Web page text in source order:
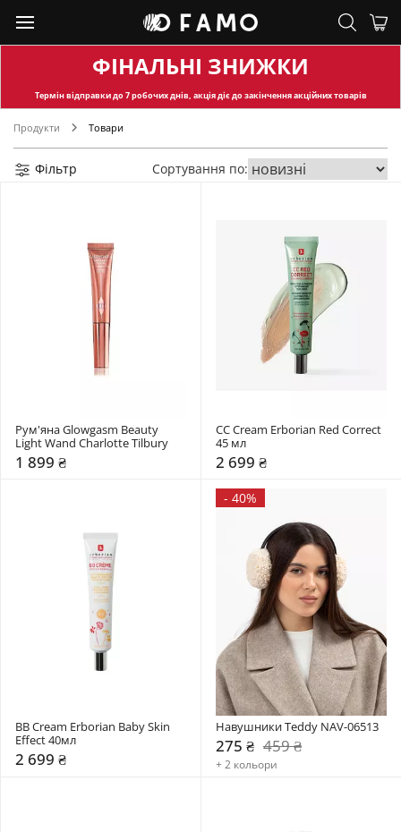
ФІНАЛЬНІ ЗНИЖКИ
Термін відправкидо 7 робочих днів, акція діє до закінчення акційних товарів
Продукти Товари
Фільтр Сортування по:
Рум'яна Glowgasm Beauty
Light Wand Charlotte Tilbury
1 899 ₴
СС Cream Erborian Red Correct
45 мл
2 699 ₴
BB Cream Erborian Baby Skin
Effect 40мл
2 699 ₴
- 40%
Навушники Teddy NAV-06513
275 ₴ 459 ₴
+ 2 кольори